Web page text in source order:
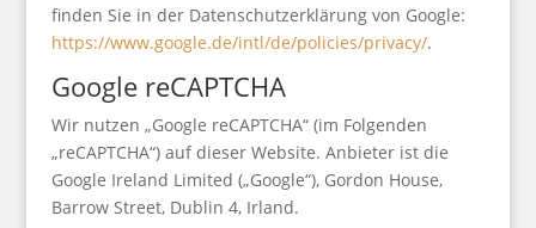
finden Sie in der Datenschutzerklärung von Google:
https://www.google.de/intl/de/policies/privacy/.
Google reCAPTCHA
Wir nutzen „Google reCAPTCHA“ (im Folgenden
„reCAPTCHA“) auf dieser Website. Anbieter ist die
Google Ireland Limited („Google“), Gordon House,
Barrow Street, Dublin 4, Irland.